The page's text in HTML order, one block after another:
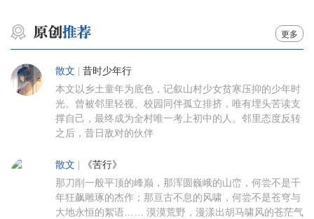
更多
散文 昔时少年行
本文以乡土童年为底色，记叙山村少女贫寒压抑的少年时
光。曾被邻里轻视、校园同伴孤立排挤，唯有埋头苦读支
撑自己，最终成为全村唯一考上初中的人。邻里态度反转
之后，昔日敌对的伙伴
散文 《苦行》
那刀削一般平顶的峰巅，那浑圆巍峨的山峦，何尝不是千
年狂飙雕琢的杰作；那亘古不息的风啸，何尝不是苍穹与
大地永恒的絮语…… 漠漠荒野，漫漾出胡马啸风的苍茫气